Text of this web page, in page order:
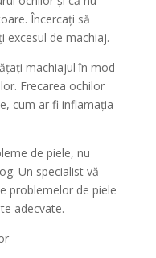
Încercați să
excesul de machiaj.
machiajul în mod
Frecarea ochilor
cum ar fi inflamația
de piele, nu
Un specialist vă
problemelor de piele
adecvate.